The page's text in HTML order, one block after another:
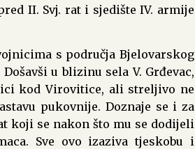
II. Svj. rat i sjedište IV. armije
s područja Bjelovarskog
u blizinu sela V. Grđevac,
kod Virovitice, ali streljivo ne
pukovnije. Doznaje se i za
koji se nakon što mu se dodijeli
Sve ovo izaziva tjeskobu i